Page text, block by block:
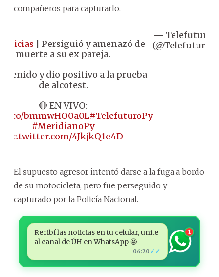
compañeros para capturarlo.
| Persiguió y amenazó de
muerte a su ex pareja.
y dio positivo a la prueba
de alcotest.
🔴 EN VIVO:
t.co/bmmwHO0a0L#TelefuturoPy
#MeridianoPy
pic.twitter.com/4JkjkQ1e4D
— Telefuturo
(@Telefuturo)
El supuesto agresor intentó darse a la fuga a bordo
de su motocicleta, pero fue perseguido y
capturado por la Policía Nacional.
Recibí las noticias en tu celular, unite
al canal de ÚH en WhatsApp 🤩
06:20 ✓✓
1